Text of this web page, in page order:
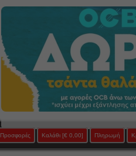
Προσφορές Καλάθι [€ 0,00] Πληρωμή